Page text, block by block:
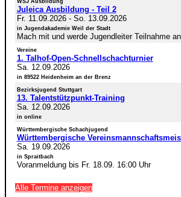
Juleica Ausbildung - Teil 2
Fr. 11.09.2026- So. 13.09.2026
in Jugendakademie Weil der Stadt
Mach mit und werde Jugendleiter Teilnahme
Vereine
1. Talhof-Open-Schnellschachturnier
Sa. 12.09.2026
in 89522 Heidenheim an der Brenz
Bezirksjugend Stuttgart
13. Talentstützpunkt-Training
Sa. 12.09.2026
in online
Württembergische Schachjugend
Württembergische
Sa. 19.09.2026
in Spraitbach
Voranmeldung bis Fr. 18.09. 16:00 Uhr
Alle Termine anzeigen